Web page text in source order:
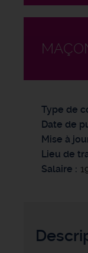
Type de
Date de
Mise à
Lieu de
Salaire